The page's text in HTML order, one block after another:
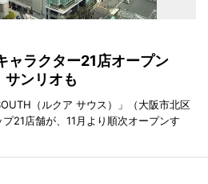
ャラクター21店オープン
ンリオも
（ルクア サウス）」（大阪市北区
21店舗が、11月より順次オープンす